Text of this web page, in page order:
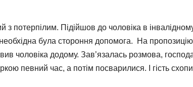
потерпілим. Підійшов до чоловіка в
була стороння допомога. На пропозицію
чоловіка додому. Зав’язалась розмова,
певний час, а потім посварилися. І гість